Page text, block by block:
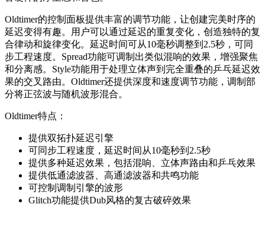
Oldtimer的控制面板提供丰富的调节功能，让创建完美时序的
延迟变得有趣。用户可以通过延迟的重复变化，创造独特的复
合律动和旋律变化。延迟时间可从10毫秒调整到2.5秒，可同
步工程速度。Spread功能可调制出类似混响的效果，增强聚焦
和分离感。Style功能用于处理立体声到完全重叠的乒乓延迟效
果的交叉路由。Oldtimer还提供深度和速度调节功能，调制部
分将正弦波与随机波形混合。
Oldtimer特点：
提供双拓扑延迟引擎
可同步工程速度，延迟时间从10毫秒到2.5秒
提供多种延迟效果，包括混响、立体声路由和乒乓效果
提供低通滤波器、高通滤波器和共鸣功能
可控制调制引擎的波形
Glitch功能提供Dub风格的复古破碎效果